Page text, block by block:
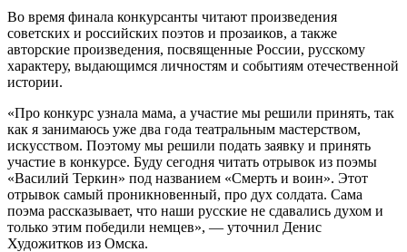
Во время финала конкурсанты читают произведения
советских и российских поэтов и прозаиков, а также
авторские произведения, посвященные России, русскому
характеру, выдающимся личностям и событиям отечественной
истории.
«Про конкурс узнала мама, а участие мы решили принять, так
как я занимаюсь уже два года театральным мастерством,
искусством. Поэтому мы решили подать заявку и принять
участие в конкурсе. Буду сегодня читать отрывок из поэмы
«Василий Теркин» под названием «Смерть и воин». Этот
отрывок самый проникновенный, про дух солдата. Сама
поэма рассказывает, что наши русские не сдавались духом и
только этим победили немцев», — уточнил Денис
Художитков из Омска.